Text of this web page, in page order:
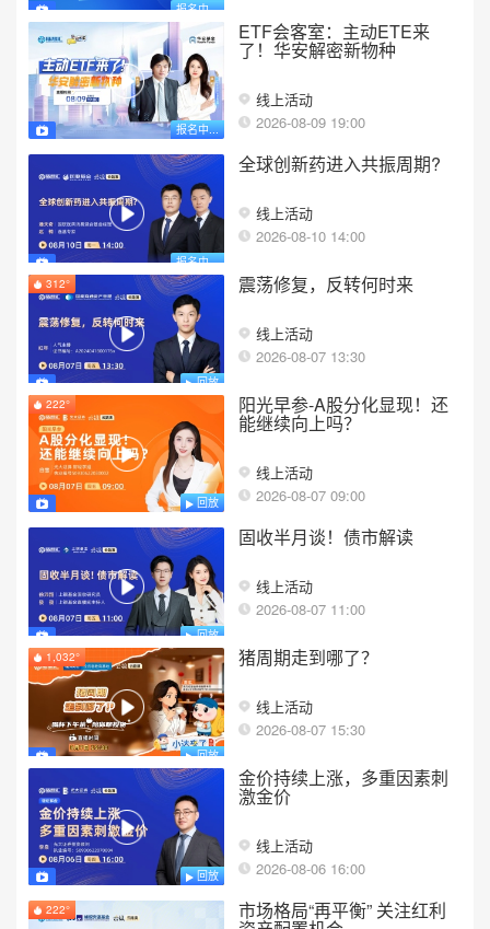
报名中...
报名中...
ETF会客室：主动ETE来
了！华安解密新物种
线上活动
2026-08-09 19:00
报名中...
全球创新药进入共振周期?
线上活动
2026-08-10 14:00
312°
回放
震荡修复，反转何时来
线上活动
2026-08-07 13:30
222°
回放
阳光早参-A股分化显现！还
能继续向上吗？
线上活动
2026-08-07 09:00
回放
固收半月谈！债市解读
线上活动
2026-08-07 11:00
1,032°
回放
猪周期走到哪了？
线上活动
2026-08-07 15:30
回放
金价持续上涨，多重因素刺
激金价
线上活动
2026-08-06 16:00
222° 市场格局“再平衡” 关注红利